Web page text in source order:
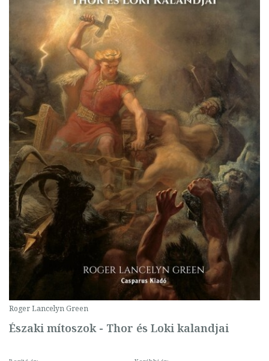
Roger Lancelyn Green
Északi mítoszok - Thor és Loki kalandjai